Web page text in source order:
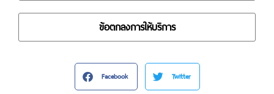
ข้อตกลงการให้บริการ
Facebook Twitter